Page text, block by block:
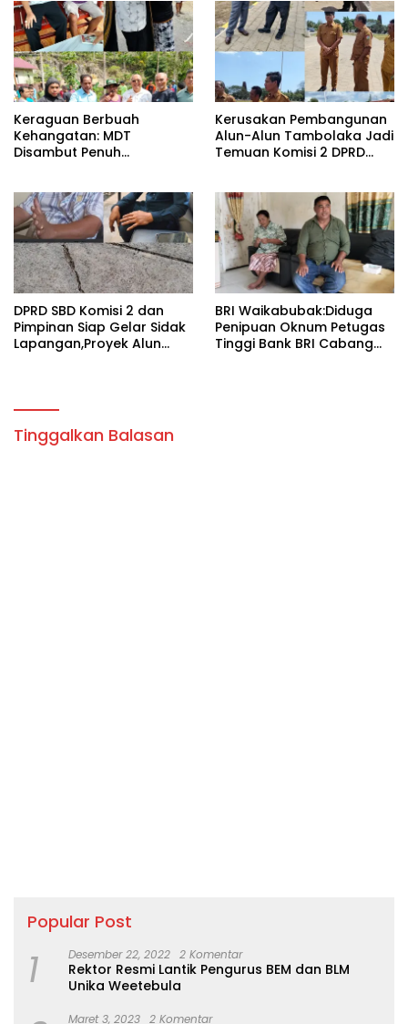
Perhubungan dan
Satlantas Didesak
Bertindak Tegas!
Gedung Fortuna
Radamata.
Keraguan Berbuah
Kehangatan: MDT
Disambut Penuh
Kecamatan Palla, Ama
Aris Weekaredi
Kerusakan Pembangunan
Alun-Alun Tambolaka Jadi
Temuan Komisi 2 DPRD
DPRD SBD Komisi 2 dan
Pimpinan Siap Gelar Sidak
Lapangan,Proyek Alun
BRI Waikabubak:Diduga
Penipuan Oknum Petugas
Tinggi Bank BRI Cabang
Tinggalkan Balasan
Popular Post
1 Desember 22, 2022 2 Komentar
Rektor Resmi Lantik Pengurus BEM dan BLM
Unika Weetebula
Maret 3, 2023 2 Komentar